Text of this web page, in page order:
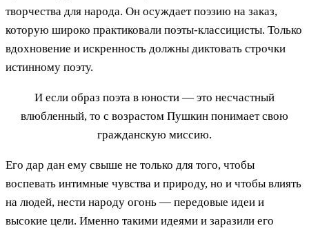
творчества для народа. Он осуждает поэзию на заказ,
которую широко практиковали поэты-классицисты. Только
вдохновение и искренность должны диктовать строчки
истинному поэту.
И если образ поэта в юности — это несчастный
влюбленный, то с возрастом Пушкин понимает свою
гражданскую миссию.
Его дар дан ему свыше не только для того, чтобы
воспевать интимные чувства и природу, но и чтобы влиять
на людей, нести народу огонь — передовые идеи и
высокие цели. Именно такими идеями и заразили его